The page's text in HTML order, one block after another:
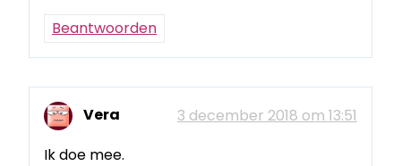
Beantwoorden
Vera
3 december 2018 om 13:51
Ik doe mee.